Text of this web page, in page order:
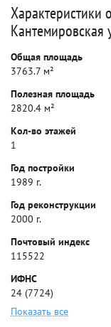
Характеристики
Кантемировская
Общая площадь
3763.7 м²
Полезная площадь
2820.4 м²
Кол-во этажей
1
Год постройки
1989 г.
Год реконструкции
2000 г.
Почтовый индекс
115522
ИФНС
24 (7724)
Показать все